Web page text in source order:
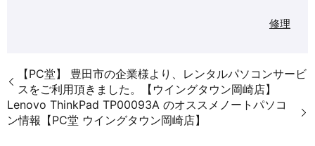
修理
【PC堂】 豊田市の企業様より、レンタルパソコンサービ
スをご利用頂きました。【ウイングタウン岡崎店】
Lenovo ThinkPad TP00093A のオススメノートパソコ
ン情報【PC堂 ウイングタウン岡崎店】